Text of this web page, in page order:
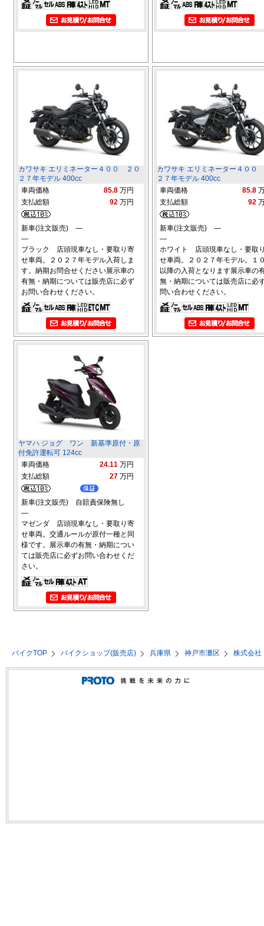
カワサキ エリミネーター４００ ２０
２７年モデル 400cc
車両価格
85.8 万円
支払総額
92 万円
新車(注文販売) ―
―
ブラック 店頭現車なし・要取り寄
せ車両。２０２７年モデル入荷しま
す。納期お問合せください展示車の
有無・納期については販売店に必ず
お問い合わせください。
カワサキ エリミネーター４００
２７年モデル 400cc
車両価格
85.8
支払総額
92
新車(注文販売) ―
―
ホワイト 店頭現車なし・要取
せ車両。２０２７年モデル。１
以降の入荷となります展示車の
無・納期については販売店に必
問い合わせください。
ヤマハ ジョグ ワン 新基準原付・原
付免許運転可 124cc
車両価格
24.11 万円
支払総額
27 万円
新車(注文販売) 自賠責保険無し
―
マゼンダ 店頭現車なし・要取り寄
せ車両。交通ルールが原付一種と同
様です。展示車の有無・納期につい
ては販売店に必ずお問い合わせくだ
さい。
バイクTOP バイクショップ(販売店) 兵庫県 神戸市灘区 株式会